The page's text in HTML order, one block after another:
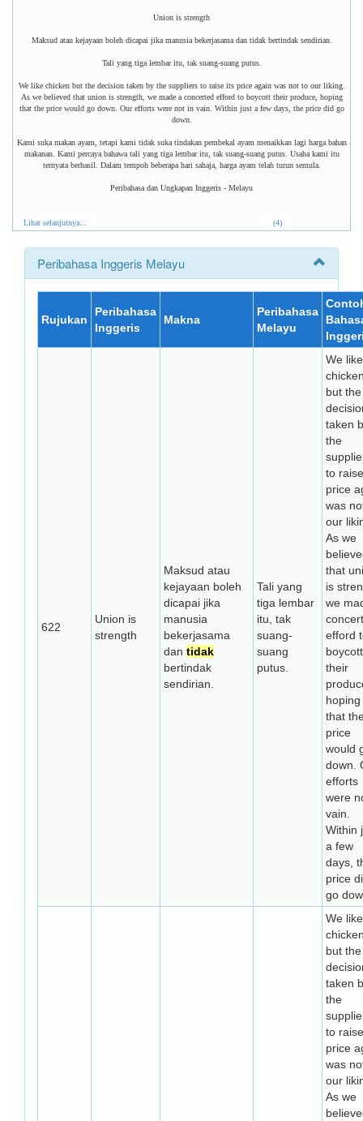
Union is strength
Maksud atau kejayaan boleh dicapai jika manusia bekerjasama dan tidak bertindak sendirian.
Tali yang tiga lembar itu, tak suang-suang putus.
We like chicken but the decision taken by the suppliers to raise its price again was not to our liking.
As we believed that union is strength, we made a concerted efford to boycott their produce, hoping
that the price would go down. Our efforts were not in vain. Within just a few days, the price did go
down.
Kami suka makan ayam, tetapi kami tidak suka tindakan pembekal ayam menaikkan lagi harga bahan
makanan. Kami percaya bahawa tali yang tiga lembar itu, tak suang-suang putus. Usaha kami itu
ternyata berhasil. Dalam tempoh beberapa hari sahaja, harga ayam telah turun semula.
Peribahasa dan Ungkapan Inggeris - Melayu
Lihat selanjutnya... (4)
Peribahasa Inggeris Melayu
Rujukan
Peribahasa
Inggeris
Makna
Peribahasa
Melayu
622
Union is
strength
Maksud atau
kejayaan boleh
dicapai jika
manusia
bekerjasama
dan tidak
bertindak
sendirian.
Tali yang
tiga lembar
itu, tak
suang-
suang
putus.
We like
but the
taken
the
to
price
was
our
As we
that
is
we
efford
boycott
their
hoping
that
price
would
down.
efforts
were
vain.
Within
a few
days,
price
go
We like
but the
taken
the
to
price
was
our
As we